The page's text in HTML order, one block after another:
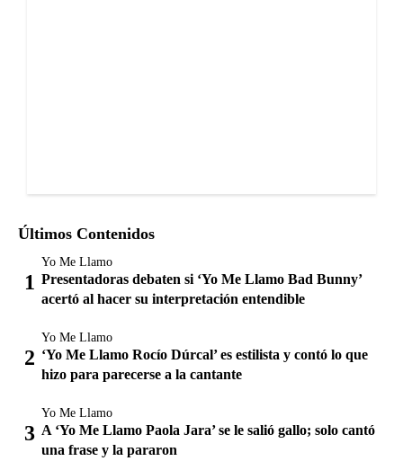
Últimos Contenidos
Yo Me Llamo
Presentadoras debaten si ‘Yo Me Llamo Bad Bunny’
acertó al hacer su interpretación entendible
Yo Me Llamo
‘Yo Me Llamo Rocío Dúrcal’ es estilista y contó lo que
hizo para parecerse a la cantante
Yo Me Llamo
A ‘Yo Me Llamo Paola Jara’ se le salió gallo; solo cantó
una frase y la pararon